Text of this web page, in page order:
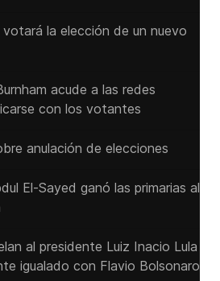
votará la elección de un nuevo
acude a las redes
con los votantes
anulación de elecciones
El-Sayed ganó las primarias al
al presidente Luiz Inacio Lula
igualado con Flavio Bolsonaro